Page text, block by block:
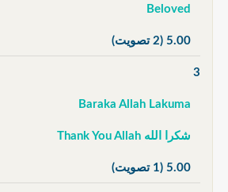
Beloved
5.00 (2 تصويت)
3
Baraka Allah Lakuma
شكرا الله Thank You Allah
5.00 (1 تصويت)